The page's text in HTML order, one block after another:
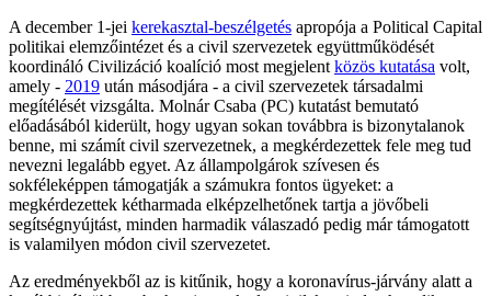
A december 1-jei kerekasztal-beszélgetés apropója a Political Capital
politikai elemzőintézet és a civil szervezetek együttműködését
koordináló Civilizáció koalíció most megjelent közös kutatása volt,
amely - 2019 után másodjára - a civil szervezetek társadalmi
megítélését vizsgálta. Molnár Csaba (PC) kutatást bemutató
előadásából kiderült, hogy ugyan sokan továbbra is bizonytalanok
benne, mi számít civil szervezetnek, a megkérdezettek fele meg tud
nevezni legalább egyet. Az állampolgárok szívesen és
sokféleképpen támogatják a számukra fontos ügyeket: a
megkérdezettek kétharmada elképzelhetőnek tartja a jövőbeli
segítségnyújtást, minden harmadik válaszadó pedig már támogatott
is valamilyen módon civil szervezetet.
Az eredményekből az is kitűnik, hogy a koronavírus-járvány alatt a